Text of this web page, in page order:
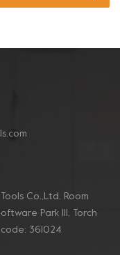
Co.,Ltd. Room
Park Ill, Torch
361024